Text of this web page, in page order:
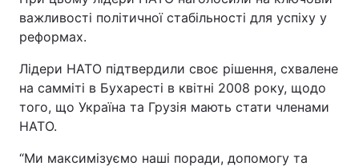
важливості політичної стабільності для успіху у
реформах.
Лідери НАТО підтвердили своє рішення, схвалене
на самміті в Бухаресті в квітні 2008 року, щодо
того, що Україна та Грузія мають стати членами
НАТО.
“Ми максимізуємо наші поради, допомогу та